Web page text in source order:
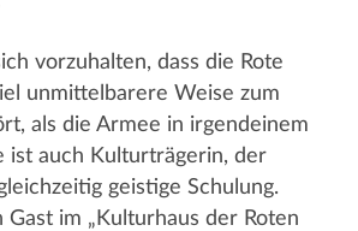
vorzuhalten, dass die Rote
unmittelbarere Weise zum
als die Armee in irgendeinem
ist auch Kulturträgerin, der
geistige Schulung.
im „Kulturhaus der Roten